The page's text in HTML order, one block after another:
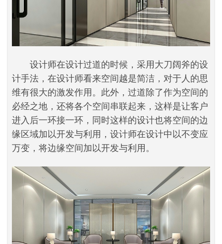
设计师在设计过道的时候，采用大刀阔斧的设
计手法，在设计师看来空间越是简洁，对于人的思
维有很大的激发作用。此外，过道除了作为空间的
必经之地，还将各个空间串联起来，这样是让客户
进入后一环接一环，同时这样的设计也将空间的边
缘区域加以开发与利用，设计师在设计中以不变应
万变，将边缘空间加以开发与利用。